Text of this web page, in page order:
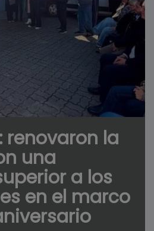
renovaron la
una
a los
en el marco